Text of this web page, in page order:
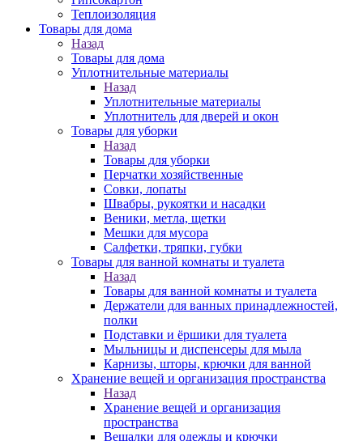
Теплоизоляция
Товары для дома
Назад
Товары для дома
Уплотнительные материалы
Назад
Уплотнительные материалы
Уплотнитель для дверей и окон
Товары для уборки
Назад
Товары для уборки
Перчатки хозяйственные
Совки, лопаты
Швабры, рукоятки и насадки
Веники, метла, щетки
Мешки для мусора
Салфетки, тряпки, губки
Товары для ванной комнаты и туалета
Назад
Товары для ванной комнаты и туалета
Держатели для ванных принадлежностей,
полки
Подставки и ёршики для туалета
Мыльницы и диспенсеры для мыла
Карнизы, шторы, крючки для ванной
Хранение вещей и организация пространства
Назад
Хранение вещей и организация
пространства
Вешалки для одежды и крючки